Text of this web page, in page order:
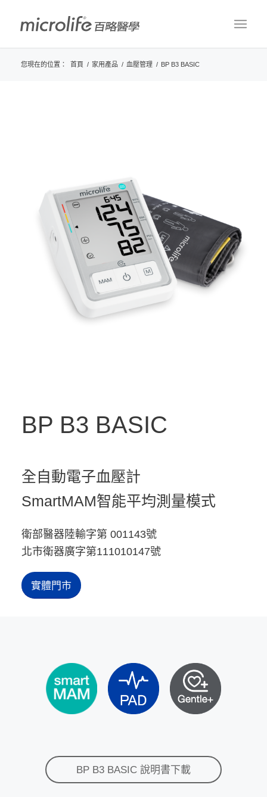
您現在的位置： 首頁 / 家用產品 / 血壓管理 / BP B3 BASIC
BP B3 BASIC
全自動電子血壓計
SmartMAM智能平均測量模式
衛部醫器陸輸字第 001143號
北市衛器廣字第111010147號
實體門市
BP B3 BASIC 說明書下載